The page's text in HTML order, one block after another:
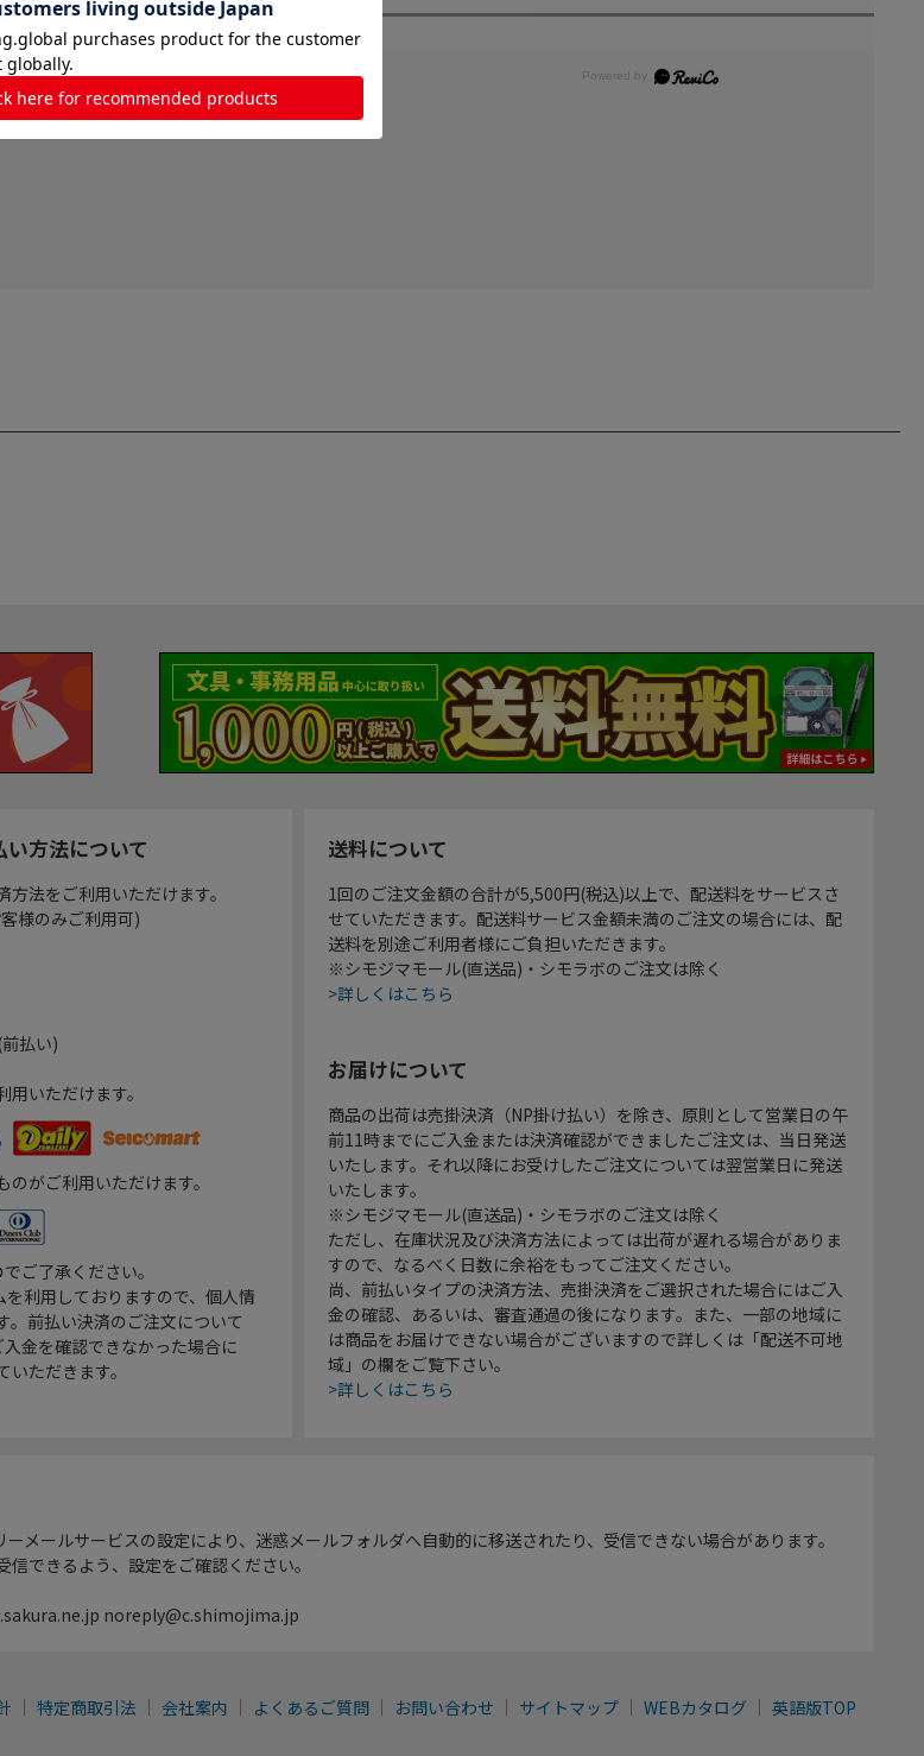
レビューはありません。
方法について
法をご利用いただけます。
様のみご利用可)
払い)
いただけます。
がご利用いただけます。
ご了承ください。
利用しておりますので、個人情
。前払い決済のご注文について
金を確認できなかった場合に
ただきます。
送料について
1回のご注文金額の合計が5,500円(税込)以上で、配送料をサービスさ
せていただきます。配送料サービス金額未満のご注文の場合には、配
送料を別途ご利用者様にご負担いただきます。
※シモジマモール(直送品)・シモラボのご注文は除く
>詳しくはこちら
お届けについて
商品の出荷は売掛決済（NP掛け払い）を除き、原則として営業日の午
前11時までにご入金または決済確認ができましたご注文は、当日発送
いたします。それ以降にお受けしたご注文については翌営業日に発送
いたします。
※シモジマモール(直送品)・シモラボのご注文は除く
ただし、在庫状況及び決済方法によっては出荷が遅れる場合がありま
すので、なるべく日数に余裕をもってご注文ください。
尚、前払いタイプの決済方法、売掛決済をご選択された場合にはご入
金の確認、あるいは、審査通過の後になります。また、一部の地域に
は商品をお届けできない場合がございますので詳しくは「配送不可地
域」の欄をご覧下さい。
>詳しくはこちら
メールサービスの設定により、迷惑メールフォルダへ自動的に移送されたり、受信できない場合があります。
できるよう、設定をご確認ください。
noreply@c.shimojima.jp
特定商取引法 会社案内 よくあるご質問 お問い合わせ サイトマップ WEBカタログ 英語版TOP